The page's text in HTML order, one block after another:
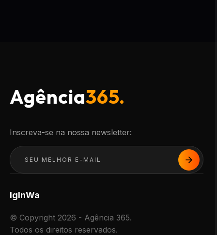
Agência365.
Inscreva-se na nossa newsletter:
IgInWa
© Copyright 2026 - Agência 365.
Todos os direitos reservados.